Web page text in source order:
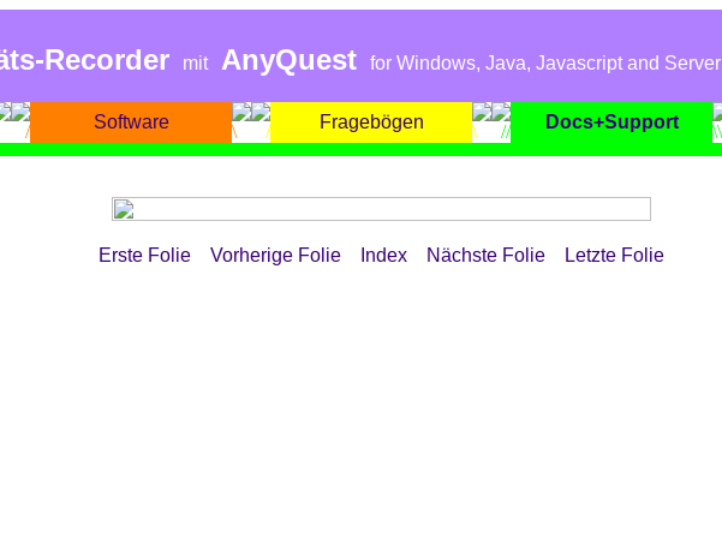
Recorder mit AnyQuest for Windows, Java, Javascript and Server
Software Fragebögen Docs+Support
Erste Folie
Vorherige Folie Index Nächste Folie Letzte Folie